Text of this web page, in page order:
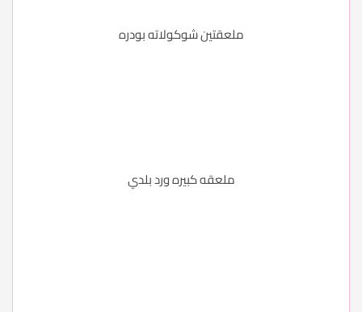
ملعقتين شوكولاته بودره
ملعقه كبيره ورد بلدي